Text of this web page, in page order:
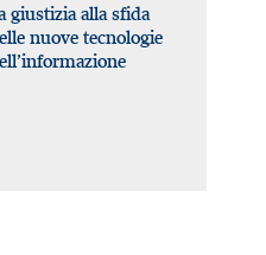
giustizia alla sfida
nuove tecnologie